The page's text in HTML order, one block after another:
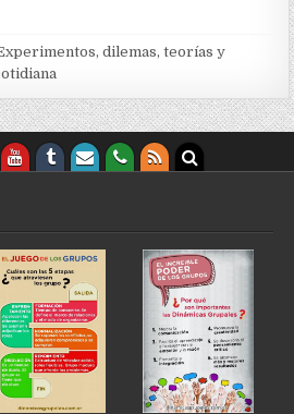
Experimentos, dilemas, teorías y